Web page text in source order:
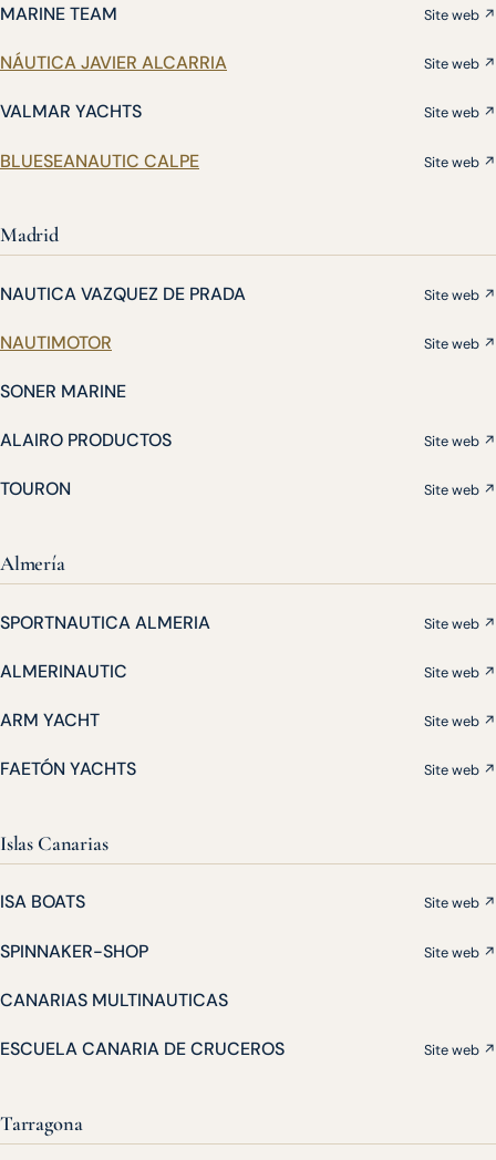
MARINE TEAM Site web ↗
NÁUTICA JAVIER ALCARRIA Site web ↗
VALMAR YACHTS Site web ↗
BLUESEANAUTIC CALPE Site web ↗
Madrid
NAUTICA VAZQUEZ DE PRADA Site web ↗
NAUTIMOTOR Site web ↗
SONER MARINE
ALAIRO PRODUCTOS Site web ↗
TOURON Site web ↗
Almería
SPORTNAUTICA ALMERIA Site web ↗
ALMERINAUTIC Site web ↗
ARM YACHT Site web ↗
FAETÓN YACHTS Site web ↗
Islas Canarias
ISA BOATS Site web ↗
SPINNAKER-SHOP Site web ↗
CANARIAS MULTINAUTICAS
ESCUELA CANARIA DE CRUCEROS Site web ↗
Tarragona